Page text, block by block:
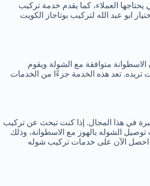
يحتاجها العملاء، كما يقدم خدمة تركيب
ابو عبد الله لتركيب بوتاجاز الكويت
متوافقة مع الشولة ويقوم
تعد هذه الخدمة جزءًا من الخدمات
في هذا المجال. إذا كنت تبحث عن تركيب
الشوله بالهوز مع الاسطوانة، وذلك
لذلك، احصل الآن على خدمات تركيب شوله